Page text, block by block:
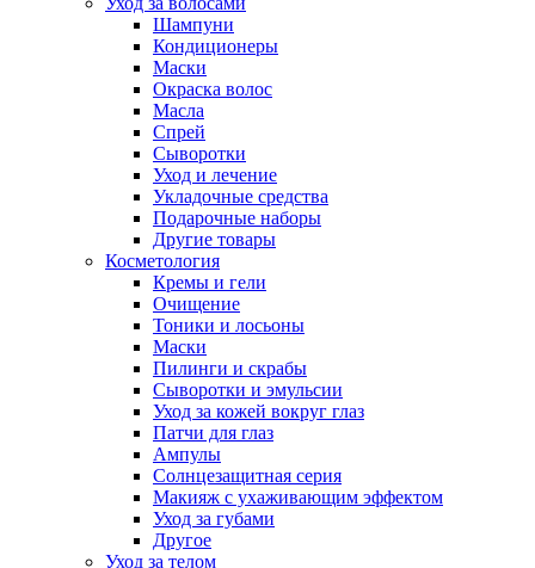
Шампуни
Кондиционеры
Маски
Окраска волос
Масла
Спрей
Сыворотки
Уход и лечение
Укладочные средства
Подарочные наборы
Другие товары
Косметология
Кремы и гели
Очищение
Тоники и лосьоны
Маски
Пилинги и скрабы
Сыворотки и эмульсии
Уход за кожей вокруг глаз
Патчи для глаз
Ампулы
Солнцезащитная серия
Макияж с ухаживающим эффектом
Уход за губами
Другое
Уход за телом